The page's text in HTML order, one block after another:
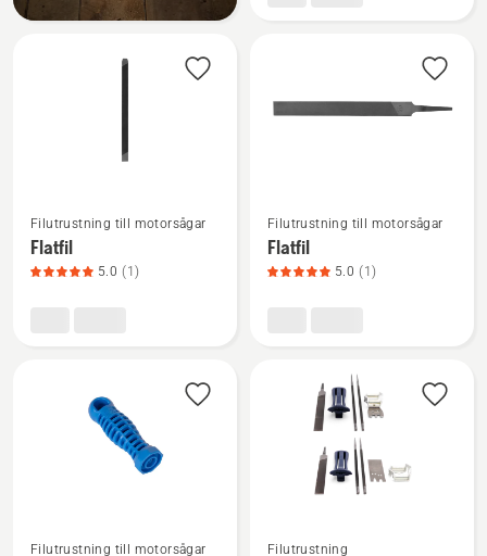
mer
information
om
Filutrustning till motorsågar
Flatfil
5.0 (1)
mer
information
om
Filutrustning till motorsågar
Flatfil
5.0 (1)
Filutrustning till motorsågar Filutrustning